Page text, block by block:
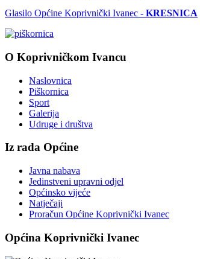
Glasilo Općine Koprivnički Ivanec - KRESNICA
O Koprivničkom Ivancu
Naslovnica
Piškornica
Sport
Galerija
Udruge i društva
Iz rada Općine
Javna nabava
Jedinstveni upravni odjel
Općinsko vijeće
Natječaji
Proračun Općine Koprivnički Ivanec
Općina Koprivnički Ivanec